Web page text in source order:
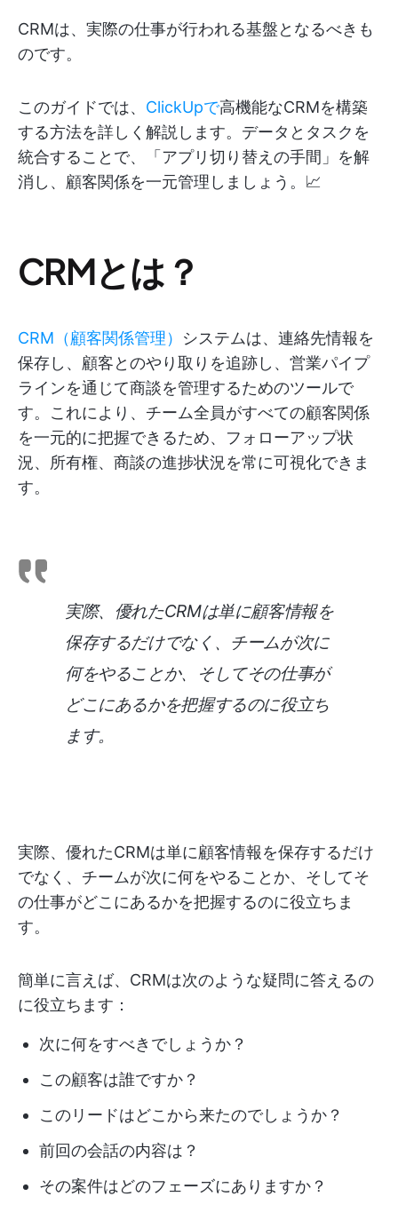
CRMは、実際の仕事が行われる基盤となるべきも
のです。
このガイドでは、 ClickUpで高機能なCRMを構築
する方法を詳しく解説します。データとタスクを
統合することで、「アプリ切り替えの手間」を解
消し、顧客関係を一元管理しましょう。📈
CRMとは？
CRM（顧客関係管理） システムは、連絡先情報を
保存し、顧客とのやり取りを追跡し、営業パイプ
ラインを通じて商談を管理するためのツールで
す。これにより、チーム全員がすべての顧客関係
を一元的に把握できるため、フォローアップ状
況、所有権、商談の進捗状況を常に可視化できま
す。
実際、優れたCRMは単に顧客情報を
保存するだけでなく、チームが次に
何をやることか、そしてその仕事が
どこにあるかを把握するのに役立ち
ます。
実際、優れたCRMは単に顧客情報を保存するだけ
でなく、チームが次に何をやることか、そしてそ
の仕事がどこにあるかを把握するのに役立ちま
す。
簡単に言えば、CRMは次のような疑問に答えるの
に役立ちます：
次に何をすべきでしょうか？
この顧客は誰ですか？
このリードはどこから来たのでしょうか？
前回の会話の内容は？
その案件はどのフェーズにありますか？